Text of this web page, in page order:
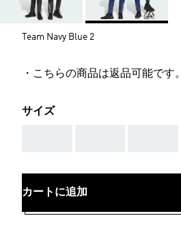
Team Navy Blue 2
・こちらの商品は返品可能です。
サイズ
カートに追加